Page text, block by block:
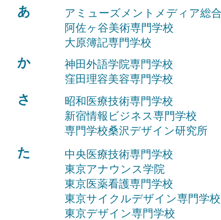
あ
アミューズメントメディア総
阿佐ヶ谷美術専門学校
大原簿記専門学校
か
神田外語学院専門学校
窪田理容美容専門学校
さ
た
昭和医療技術専門学校
新宿情報ビジネス専門学校
専門学校桑沢デザイン研究所
中央医療技術専門学校
東京アナウンス学院
東京医薬看護専門学校
東京サイクルデザイン専門学校
東京デザイン専門学校